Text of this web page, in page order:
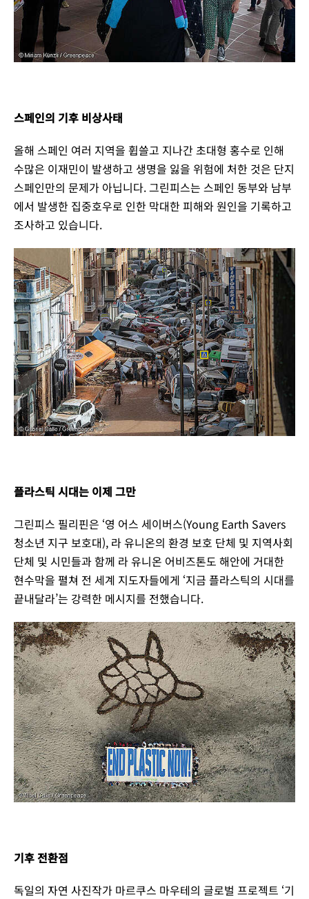
스페인의 기후 비상사태
올해 스페인 여러 지역을 휩쓸고 지나간 초대형 홍수로 인해
수많은 이재민이 발생하고 생명을 잃을 위험에 처한 것은 단지
스페인만의 문제가 아닙니다.그린피스는 스페인 동부와 남부
에서 발생한 집중호우로 인한 막대한 피해와 원인을 기록하고
조사하고 있습니다.
플라스틱 시대는 이제 그만
그린피스 필리핀은 ‘영 어스 세이버스(Young Earth Savers
청소년 지구 보호대), 라 유니온의 환경 보호 단체 및 지역사회
단체 및 시민들과 함께 라 유니온 어비즈톤도 해안에 거대한
현수막을 펼쳐 전 세계 지도자들에게 ‘지금 플라스틱의 시대를
끝내달라’는 강력한 메시지를 전했습니다.
기후 전환점
독일의 자연 사진작가 마르쿠스 마우테의 글로벌 프로젝트 ‘기